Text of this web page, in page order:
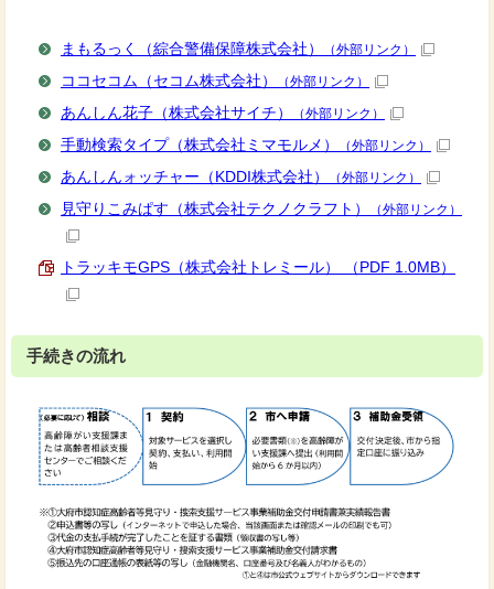
まもるっく（綜合警備保障株式会社） （外部リンク）
ココセコム（セコム株式会社） （外部リンク）
あんしん花子（株式会社サイチ） （外部リンク）
手動検索タイプ（株式会社ミマモルメ） （外部リンク）
あんしんォッチャー（KDDI株式会社） （外部リンク）
見守りこみぱす（株式会社テクノクラフト） （外部リンク）
トラッキモGPS（株式会社トレミール） （PDF 1.0MB）
手続きの流れ